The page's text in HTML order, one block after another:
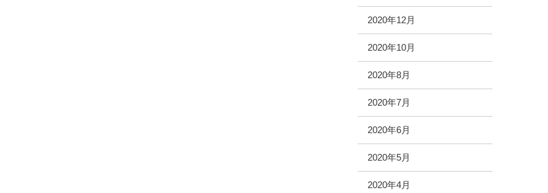
2020年12月
2020年10月
2020年8月
2020年7月
2020年6月
2020年5月
2020年4月